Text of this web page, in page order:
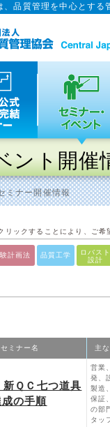
品質管理を中心とす
ント開催
ミナー開催情報
リックすることにより、ご
計画法 品質工学
ロバス
設計
セミナー名 主
ＱＣ七つ道具
の手順
営業
発、
製造
保証
の部
タッ